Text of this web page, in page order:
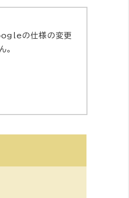
の仕様の変更
。